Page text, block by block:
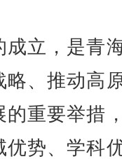
立，是青
、推动高
重要举措
势、学科